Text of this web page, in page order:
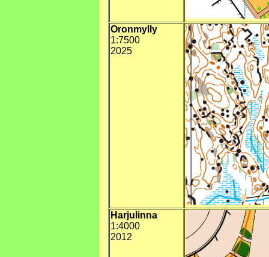
Oronmylly
1:7500
2025
Harjulinna
1:4000
2012